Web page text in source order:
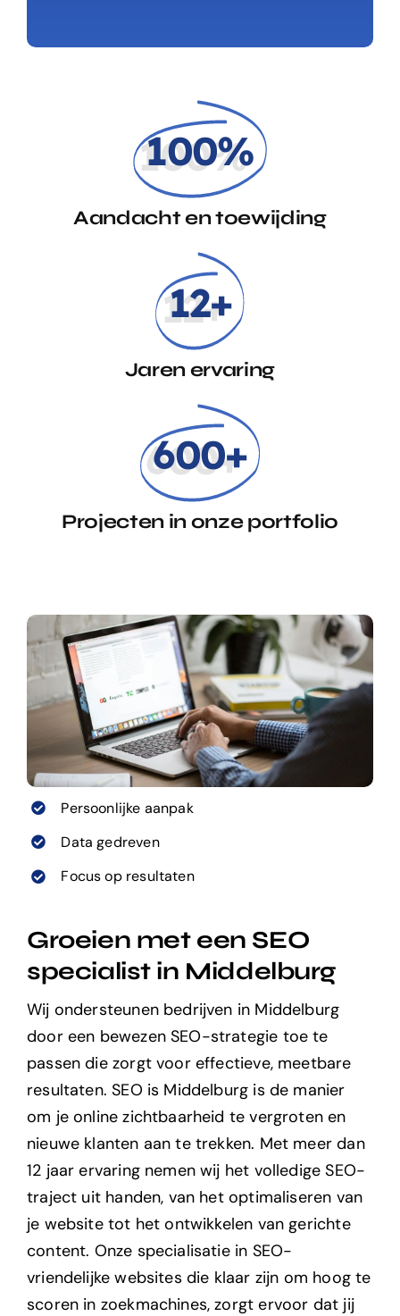
100%
Aandacht en toewijding
12+
Jaren ervaring
600+
Projecten in onze portfolio
Groeien met een SEO
specialist in Middelburg
Wij ondersteunen bedrijven in Middelburg
door een bewezen SEO-strategie toe te
passen die zorgt voor effectieve, meetbare
resultaten. SEO is Middelburg is de manier
om je online zichtbaarheid te vergroten en
nieuwe klanten aan te trekken. Met meer dan
12 jaar ervaring nemen wij het volledige SEO-
traject uit handen, van het optimaliseren van
je website tot het ontwikkelen van gerichte
content. Onze specialisatie in SEO-
vriendelijke websites die klaar zijn om hoog te
scoren in zoekmachines, zorgt ervoor dat jij
Persoonlijke aanpak
Data gedreven
Focus op resultaten